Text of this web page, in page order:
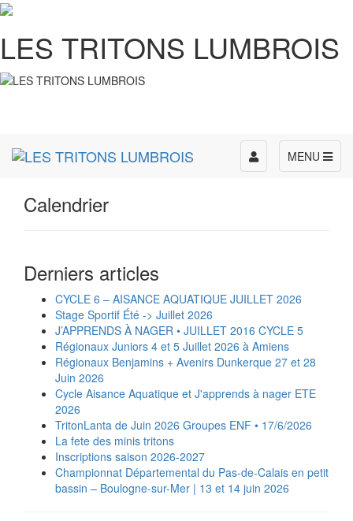
LES TRITONS LUMBROIS
MENU
Toggle
navigation
Calendrier
Derniers articles
CYCLE 6 – AISANCE AQUATIQUE JUILLET 2026
Stage Sportif Été -> Juillet 2026
J’APPRENDS À NAGER • JUILLET 2016 CYCLE 5
Régionaux Juniors 4 et 5 Juillet 2026 à Amiens
Régionaux Benjamins + Avenirs Dunkerque 27 et 28
Juin 2026
Cycle Aisance Aquatique et J'apprends à nager ETE
2026
TritonLanta de Juin 2026 Groupes ENF • 17/6/2026
La fete des minis tritons
Inscriptions saison 2026-2027
‍️Championnat Départemental du Pas-de-Calais en petit
bassin – Boulogne-sur-Mer | 13 et 14 juin 2026